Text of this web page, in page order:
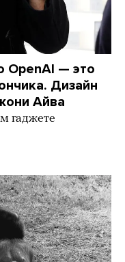
OpenAI — это
Дизайн
Айва
гаджете